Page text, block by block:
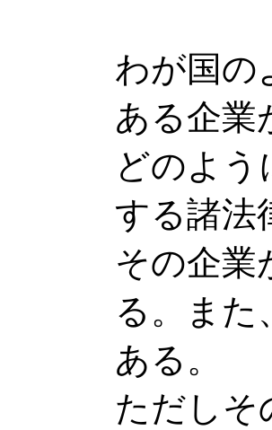
わが国の
ある企業
どのよう
する諸法
その企業
る。また
ある。
ただしそ